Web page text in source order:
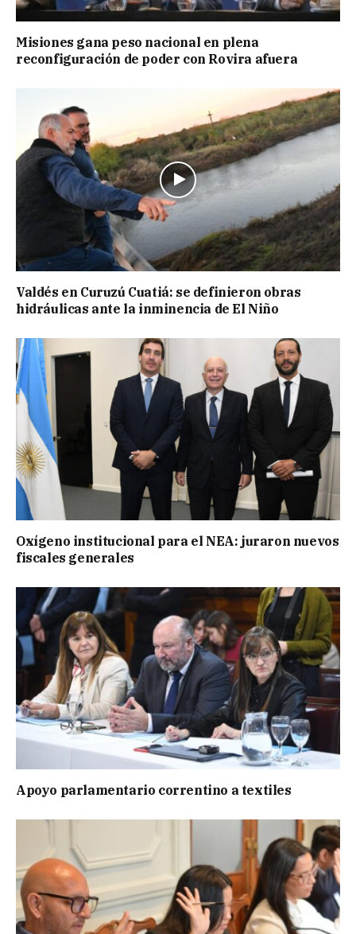
Misiones gana peso nacional en plena
reconfiguración de poder con Rovira afuera
Valdés en Curuzú Cuatiá: se definieron obras
hidráulicas ante la inminencia de El Niño
Oxígeno institucional para el NEA: juraron nuevos
fiscales generales
Apoyo parlamentario correntino a textiles